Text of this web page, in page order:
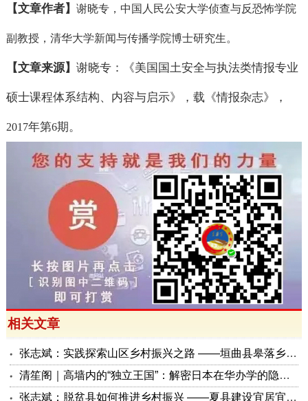
【文章作者】 谢晓专，中国人民公安大学侦查与反恐怖学院
副教授，清华大学新闻与传播学院博士研究生。
【文章来源】 谢晓专：《美国国土安全与执法类情报专业
硕士课程体系结构、内容与启示》，载《情报杂志》，
2017年第6期。
相关文章
张志斌：实践探索山区乡村振兴之路 ——垣曲县皋落乡建设生态宜居和美乡村调查
清笙阁｜高墙内的“独立王国”：解密日本在华办学的隐秘逻辑与三重面孔
张志斌：脱贫县如何推进乡村振兴 ——夏县建设宜居宜业宜游和美乡村的实践探索